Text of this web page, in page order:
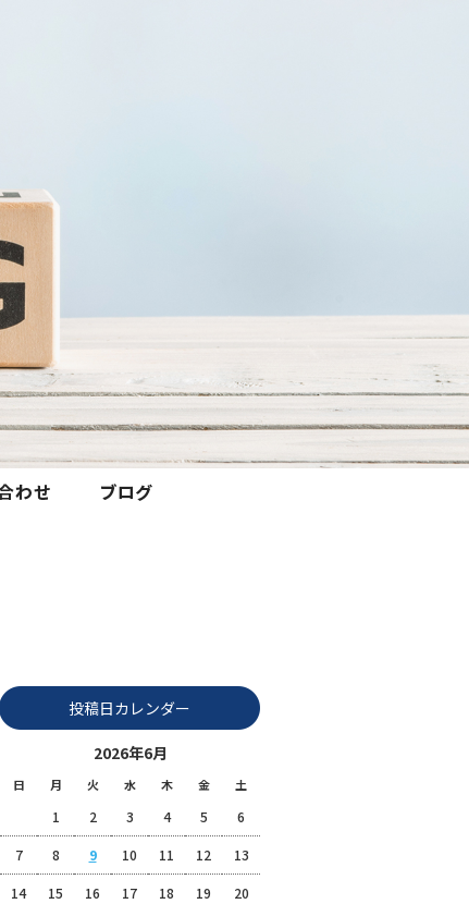
投稿日カレンダー
2026年6月
日 月 火 水 木 金 土
1 2 3 4 5 6
7 8 9 10 11 12 13
14 15 16 17 18 19 20